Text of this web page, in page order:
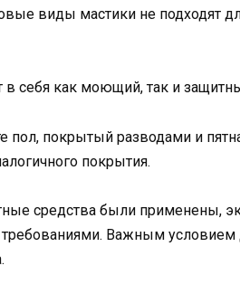
виды мастики не подходят
себя как моющий, так и
пол, покрытый разводами и
покрытия.
средства были применены,
Важным